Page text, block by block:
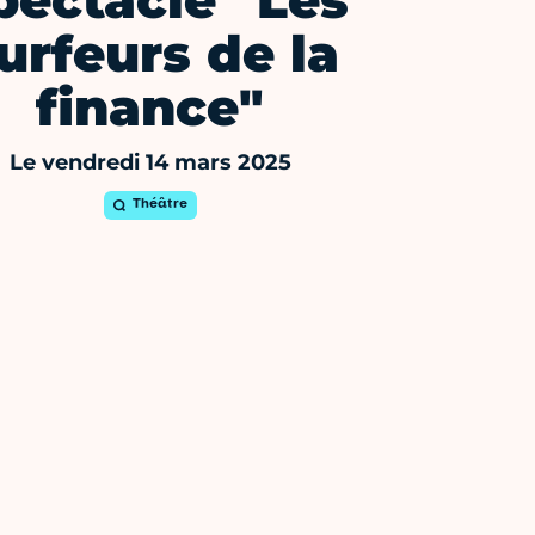
de la
finance"
Le vendredi 14 mars 2025
Théâtre